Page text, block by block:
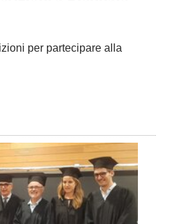
per partecipare alla